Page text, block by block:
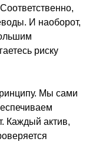
И наоборот,
риску
Мы сами
Каждый актив,